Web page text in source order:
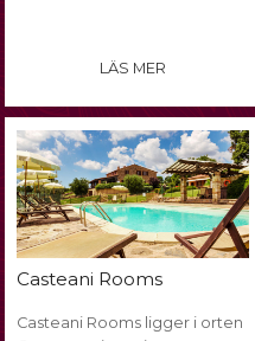
LÄS MER
Casteani Rooms
Casteani Rooms ligger i orten